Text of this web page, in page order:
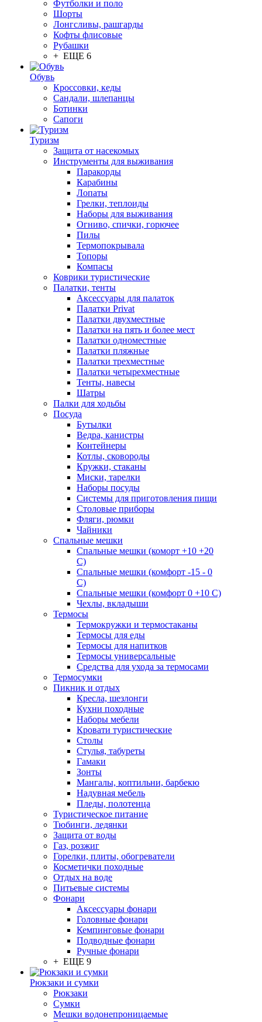
Футболки и поло
Шорты
Лонгсливы, рашгарды
Кофты флисовые
Рубашки
+ ЕЩЕ 6
Обувь
Кроссовки, кеды
Сандали, шлепанцы
Ботинки
Сапоги
Туризм
Защита от насекомых
Инструменты для выживания
Паракорды
Карабины
Лопаты
Грелки, теплоиды
Наборы для выживания
Огниво, спички, горючее
Пилы
Термопокрывала
Топоры
Компасы
Коврики туристические
Палатки, тенты
Аксессуары для палаток
Палатки Privat
Палатки двухместные
Палатки на пять и более мест
Палатки одноместные
Палатки пляжные
Палатки трехместные
Палатки четырехместные
Тенты, навесы
Шатры
Палки для ходьбы
Посуда
Бутылки
Ведра, канистры
Контейнеры
Котлы, сковороды
Кружки, стаканы
Миски, тарелки
Наборы посуды
Системы для приготовления пищи
Столовые приборы
Фляги, рюмки
Чайники
Спальные мешки
Спальные мешки (коморт +10 +20
С)
Спальные мешки (комфорт -15 - 0
С)
Спальные мешки (комфорт 0 +10 С)
Чехлы, вкладыши
Термосы
Термокружки и термостаканы
Термосы для еды
Термосы для напитков
Термосы универсальные
Средства для ухода за термосами
Термосумки
Пикник и отдых
Кресла, шезлонги
Кухни походные
Наборы мебели
Кровати туристические
Столы
Стулья, табуреты
Гамаки
Зонты
Мангалы, коптильни, барбекю
Надувная мебель
Пледы, полотенца
Туристическое питание
Тюбинги, ледянки
Защита от воды
Газ, розжиг
Горелки, плиты, обогреватели
Косметички походные
Отдых на воде
Питьевые системы
Фонари
Аксессуары фонари
Головные фонари
Кемпинговые фонари
Подводные фонари
Ручные фонари
+ ЕЩЕ 9
Рюкзаки и сумки
Рюкзаки
Сумки
Мешки водонепроницаемые